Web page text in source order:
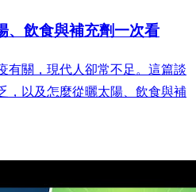
、飲食與補充劑一次看
有關，現代人卻常不足。這篇談
，以及怎麼從曬太陽、飲食與補